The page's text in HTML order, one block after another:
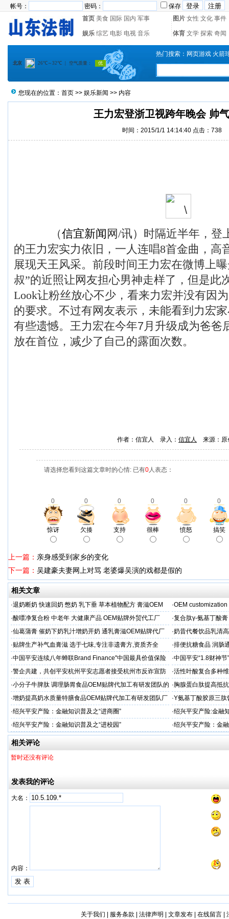
帐号： 密码：
保存
首页 美食 国际 国内 军事 图片 女性 文化 事件
娱乐 综艺 电影 电视 音乐 体育 文学 探索 奇闻
热门搜索： 网页游戏 火箭
您现在的位置： 首页 >> 娱乐新闻 >> 内容
王力宏登浙卫视跨年晚会 帅
时间：2015/1/1 14:14:40 点击： 738
（信宜新闻 网/讯）时隔近半年，登
的王力宏实力依旧，一人连唱8首金曲，高
展现天王风采。前段时间王力宏在微博上
叔”的近照让网友担心男神走样了，但是此
Look让粉丝放心不少，看来力宏并没有因
的要求。不过有网友表示，未能看到力宏
有些遗憾。 王力宏在今年7月升级成为爸爸
放在首位，减少了自己的露面次数。
作者：信宜人 录入： 信宜人 来源：
请选择您看到这篇文章时的心情: 已有0人表态：
0 0 0 0 0 0
惊讶 欠揍 支持 很棒 愤怒 搞笑
上一篇： 亲身感受到家乡的变化
下一篇： 吴建豪夫妻网上对骂 老婆爆吴演的戏都是假的
相关文章
·退奶断奶 快速回奶 憋奶 乳下垂 草本植物配方 膏滋OEM ·OEM
·酸嘌净复合粉 中老年 大健康产品 OEM贴牌外贸代工厂 ·复合肽γ-氨基丁酸
工厂家
·仙葛蒲膏 催奶下奶乳汁增奶开奶 通乳膏滋OEM贴牌代厂
家
·奶昔代餐饮品乳清
厂家
·贴牌生产补气血膏滋 选于七味,专注非遗膏方,资质齐全 ·排便抗糖食品 润肠
业
·中国平安连续八年蝉联Brand Finance"中国最具价值保险
品牌"
·中国平安“1.8财神
户体验
·警企共建，共创平安杭州平安志愿者接受杭州市反诈宣防
人才专项培训
·活性叶酸复合多种
厂家
·小分子牛脾肽 调理肠胃食品OEM贴牌代加工有研发团队的
厂家
· 胸腺蛋白肽提高抵
生产厂
·增奶提髙奶水质量特膳食品OEM贴牌代加工有研发团队厂
家
·Y氨基丁酸胶原三
哪家专业
·绍兴平安产险：金融知识普及之“进商圈” ·绍兴平安产险:金融
·绍兴平安产险：金融知识普及之“进校园” ·绍兴平安产险：金
相关评论
暂时还没有评论
发表我的评论
大名：
内容：
关于我们 服务条款 法律声明 文章发布| 在线留言|